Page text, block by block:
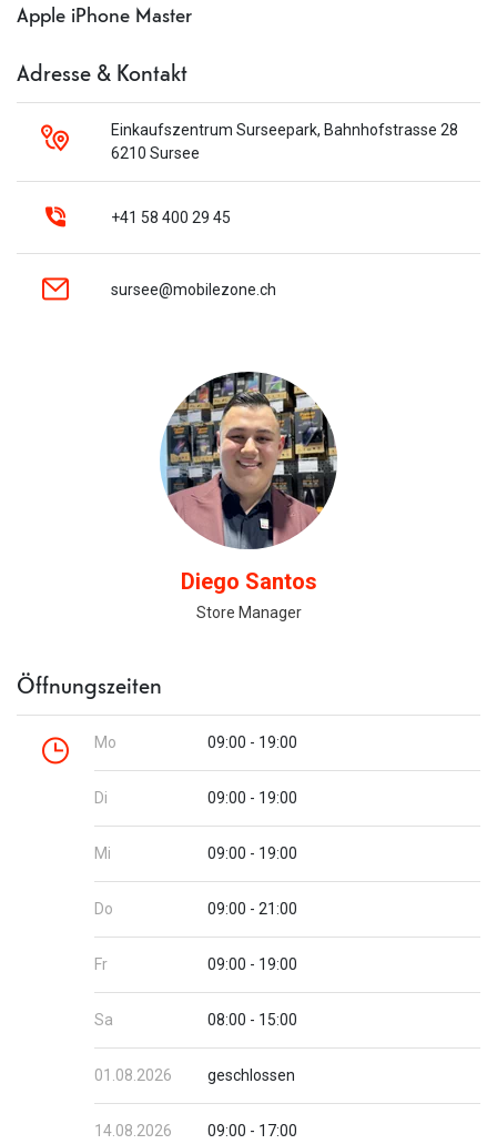
Apple iPhone Master
Adresse & Kontakt
Einkaufszentrum Surseepark, Bahnhofstrasse 28
6210 Sursee
+41 58 400 29 45
sursee@mobilezone.ch
Diego Santos
Store Manager
Öffnungszeiten
Mo 09:00 - 19:00
Di 09:00 - 19:00
Mi 09:00 - 19:00
Do 09:00 - 21:00
Fr 09:00 - 19:00
Sa 08:00 - 15:00
01.08.2026 geschlossen
14.08.2026 09:00 - 17:00